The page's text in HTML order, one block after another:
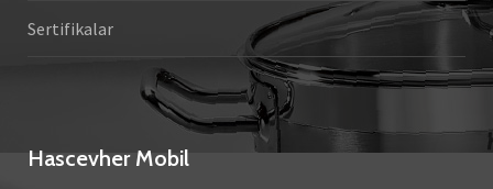
Sertifikalar
Hascevher Mobil